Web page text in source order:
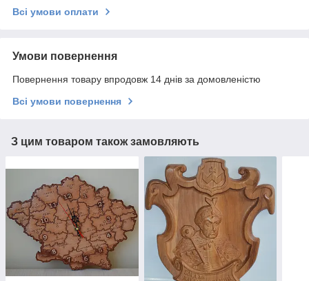
Всі умови оплати
Умови повернення
Повернення товару впродовж 14 днів за домовленістю
Всі умови повернення
З цим товаром також замовляють